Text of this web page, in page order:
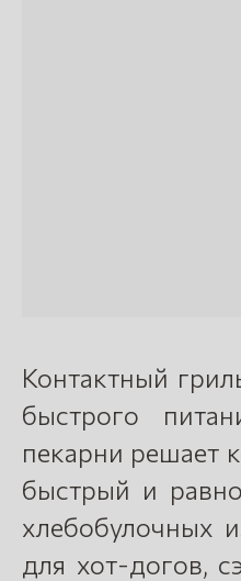
Контактный
быстрого
пекарни решает
быстрый и
хлебобулочных
для хот-догов,